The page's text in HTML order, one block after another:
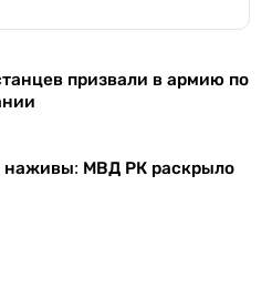
призвали в армию по
наживы: МВД РК раскрыло